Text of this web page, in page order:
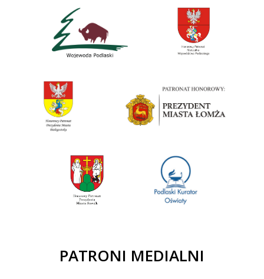
PATRONI MEDIALNI